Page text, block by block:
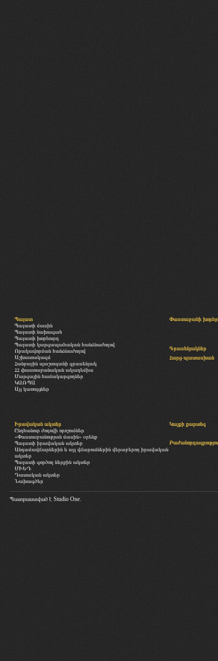
Պալատ
Պալատի մասին
Պալատի նախագահ
Պալատի խորհուրդ
Պալատի կարգապահական հանձնաժողով
Որակավորման հանձնաժողով
Աշխատակազմ
Հանրային պաշտպանի գրասենյակ
ՀՀ փաստաբանական ակադեմիա
Մարզային համակարգողներ
ԿԱՌՊԱ
Այլ կառույցներ
Փաստաբանի
Գրասենյակներ
Հարց-պատասխան
Իրավական ակտեր
Ընդհանուր ժողովի որոշումներ
«Փաստաբանության մասին» օրենք
Պալատի իրավական ակտեր
Անդամավճարներին և այլ վճարումներին վերաբերող իրավական
ակտեր
Պալատի գործող ներքին ակտեր
ՄԻԵԴ
Դատական ակտեր
Նախագծեր
Կայքի քարտեզ
Պատրաստված է Studio One.